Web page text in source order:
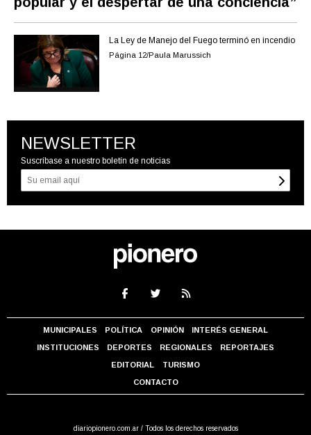
La Ley de Manejo del Fuego terminó en incendio
Página 12/Paula Marussich
NEWSLETTER
Suscríbase a nuestro boletín de noticias
MUNICIPALES POLÍTICA OPINIÓN INTERÉS GENERAL
INSTITUCIONES DEPORTES REGIONALES REPORTAJES
EDITORIAL TURISMO
CONTACTO
diariopionero.com.ar / Todos los derechos reservados